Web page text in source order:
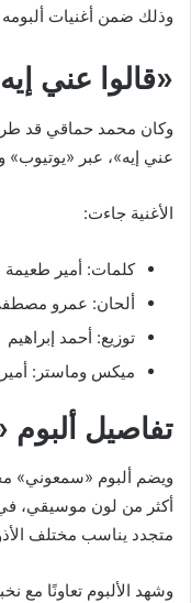
وذلك ضمن أغنيات
«قالوا عني
وكان محمد حماقي قد طرح
عني إيه»، عبر «يوتيوب»
الأغنية جاءت:
كلمات: أمير طعيمة
ألحان: عمرو
توزيع: أحمد إبراهيم
ميكس وماستر:
تفاصيل
ويضم ألبوم «سمعوني»
أكثر من لون موسيقي،
متجدد يناسب مختلف
وشهد الألبوم تعاونًا مع